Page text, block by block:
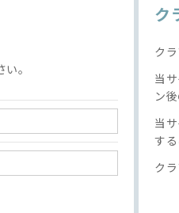
。
ク
ク
当
ン
当
する
ク